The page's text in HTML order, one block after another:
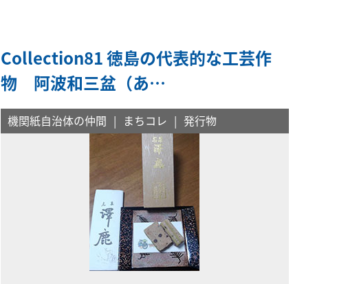
Collection81 徳島の代表的な工芸作
物 阿波和三盆（あ…
機関紙自治体の仲間 まちコレ 発行物